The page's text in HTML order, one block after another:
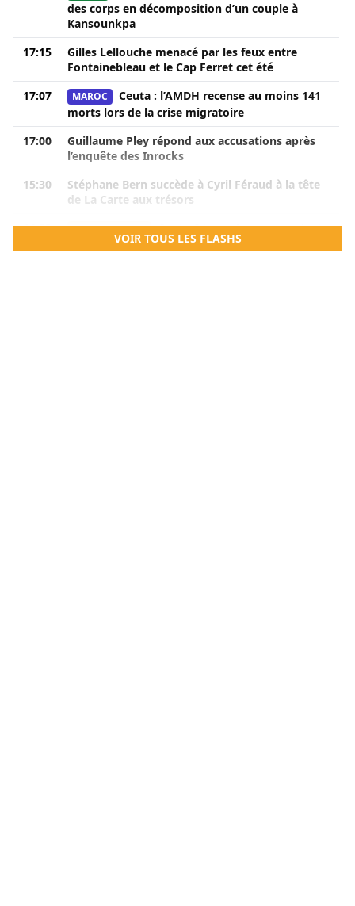
des corps en décomposition d’un couple à
Kansounkpa
17:15
Gilles Lellouche menacé par les feux entre
Fontainebleau et le Cap Ferret cet été
17:07
MAROC
Ceuta : l’AMDH recense au moins 141
morts lors de la crise migratoire
17:00
Guillaume Pley répond aux accusations après
l’enquête des Inrocks
15:30
Stéphane Bern succède à Cyril Féraud à la tête
de La Carte aux trésors
14:53
CENTRAFRIQUE
Centrafrique : le commandant
de la brigade de Bambouti s’échappe après plus
VOIR TOUS LES FLASHS